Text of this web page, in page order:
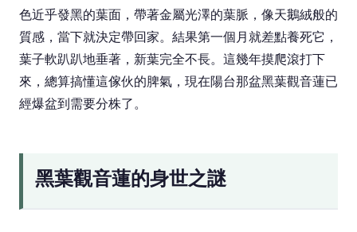
色近乎發黑的葉面，帶著金屬光澤的葉脈，像天鵝絨般的
質感，當下就決定帶回家。結果第一個月就差點養死它，
葉子軟趴趴地垂著，新葉完全不長。這幾年摸爬滾打下
來，總算搞懂這傢伙的脾氣，現在陽台那盆黑葉觀音蓮已
經爆盆到需要分株了。
黑葉觀音蓮的身世之謎